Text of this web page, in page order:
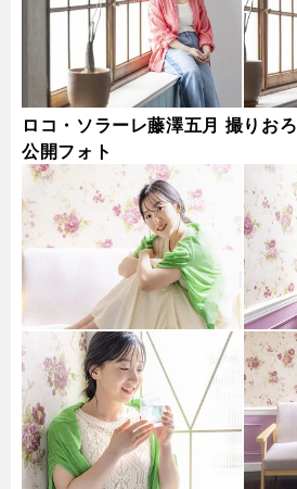
ロコ・ソラーレ藤澤五月 撮りお
公開フォト